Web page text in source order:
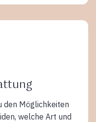
den Möglichkeiten
welche Art und